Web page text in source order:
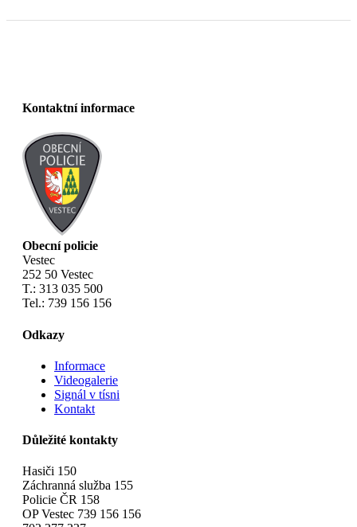
Kontaktní informace
Obecní policie
Vestec
252 50 Vestec
T.: 313 035 500
Tel.: 739 156 156
Odkazy
Informace
Videogalerie
Signál v tísni
Kontakt
Důležité kontakty
Hasiči 150
Záchranná služba 155
Policie ČR 158
OP Vestec 739 156 156